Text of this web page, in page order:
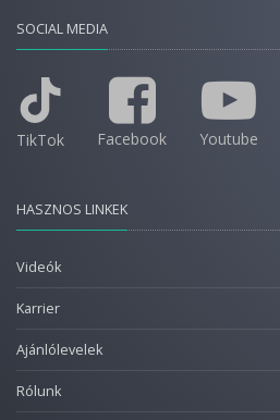
SOCIAL MEDIA
TikTok Facebook Youtube
HASZNOS LINKEK
Videók
Karrier
Ajánlólevelek
Rólunk